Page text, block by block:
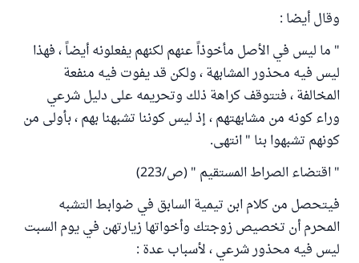
وقال أيضا :
" ما ليس في الأصل مأخوذاً عنهم لكنهم يفعلونه أيضاً ، فهذا
ليس فيه محذور المشابهة ، ولكن قد يفوت فيه منفعة
المخالفة ، فتتوقف كراهة ذلك وتحريمه على دليل شرعي
وراء كونه من مشابهتهم ، إذ ليس كوننا تشبهنا بهم ، بأولى من
كونهم تشبهوا بنا " انتهى.
" اقتضاء الصراط المستقيم " (ص/223)
فيتحصل من كلام ابن تيمية السابق في ضوابط التشبه
المحرم أن تخصيص زوجتك وأخواتها زيارتهن في يوم السبت
ليس فيه محذور شرعي ، لأسباب عدة :